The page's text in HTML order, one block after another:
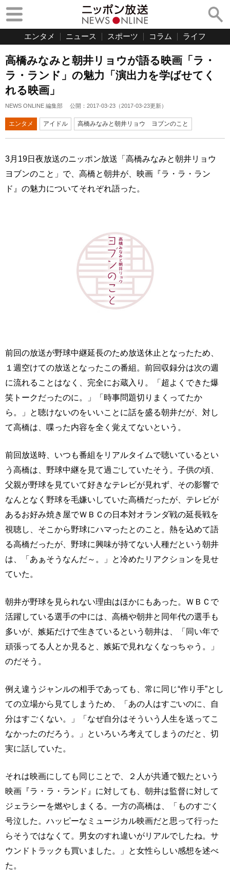
エンタメ ニュース スポーツ コラム ライフ
高橋みなみと朝井リョウが語る映画「ラ・
ラ・ランド」の魅力「演出力を学ばせてく
れる映画」
NEWS ONLINE 編集部 公開： 2017-03-23 （2017-03-23更新）
エンタメ アイドル 高橋みなみと朝井リョウ ヨブンのこと
3月19日夜放送のニッポン放送「高橋みなみと朝井リョウ
ヨブンのこと」で、高橋と朝井が、映画『ラ・ラ・ラン
ド』の魅力についてそれぞれ語った。
前回の放送が野球中継延長のため放送休止となったため、
１週空けての放送となったこの番組。前回収録分は次の週
に流れることはなく、完全にお蔵入り。「超よくできた爆
笑トークだったのに。」「時事問題切りまくってたか
ら。」と聴けないのをいいことに話を盛る朝井だが、対し
て高橋は、喋った内容を全く覚えてないという。
前回放送時、いつも番組をリアルタイムで聴いているとい
う高橋は、野球中継を見て過ごしていたそう。子供の頃、
父親が野球を見ていて好きなテレビが見れず、その影響で
なんとなく野球を毛嫌いしていた高橋だったが、テレビが
あるお好み焼き屋でＷＢＣの日本対オランダ戦の延長戦を
視聴し、そこから野球にハマったとのこと。熱を込めて語
る高橋だったが、野球に興味が持てない人種だという朝井
は、「あぁそうなんだ～。」と冷めたリアクションを見せ
ていた。
朝井が野球を見られない理由はほかにもあった。ＷＢＣで
活躍している選手の中には、高橋や朝井と同年代の選手も
多いが、嫉妬だけで生きているという朝井は、「同い年で
頑張ってる人とか見ると、嫉妬で見れなくなっちゃう。」
のだそう。
例え違うジャンルの相手であっても、常に同じ“作り手”とし
ての立場から見てしまうため、「あの人はすごいのに、自
分はすごくない。」「なぜ自分はそういう人生を送ってこ
なかったのだろう。」といろいろ考えてしまうのだと、切
実に話していた。
それは映画にしても同じことで、２人が共通で観たという
映画『ラ・ラ・ランド』に対しても、朝井は監督に対して
ジェラシーを燃やしまくる。一方の高橋は、「ものすごく
号泣した。ハッピーなミュージカル映画だと思って行った
らそうではなくて。男女のすれ違いがリアルでしたね。サ
ウンドトラックも買いました。」と女性らしい感想を述べ
た。